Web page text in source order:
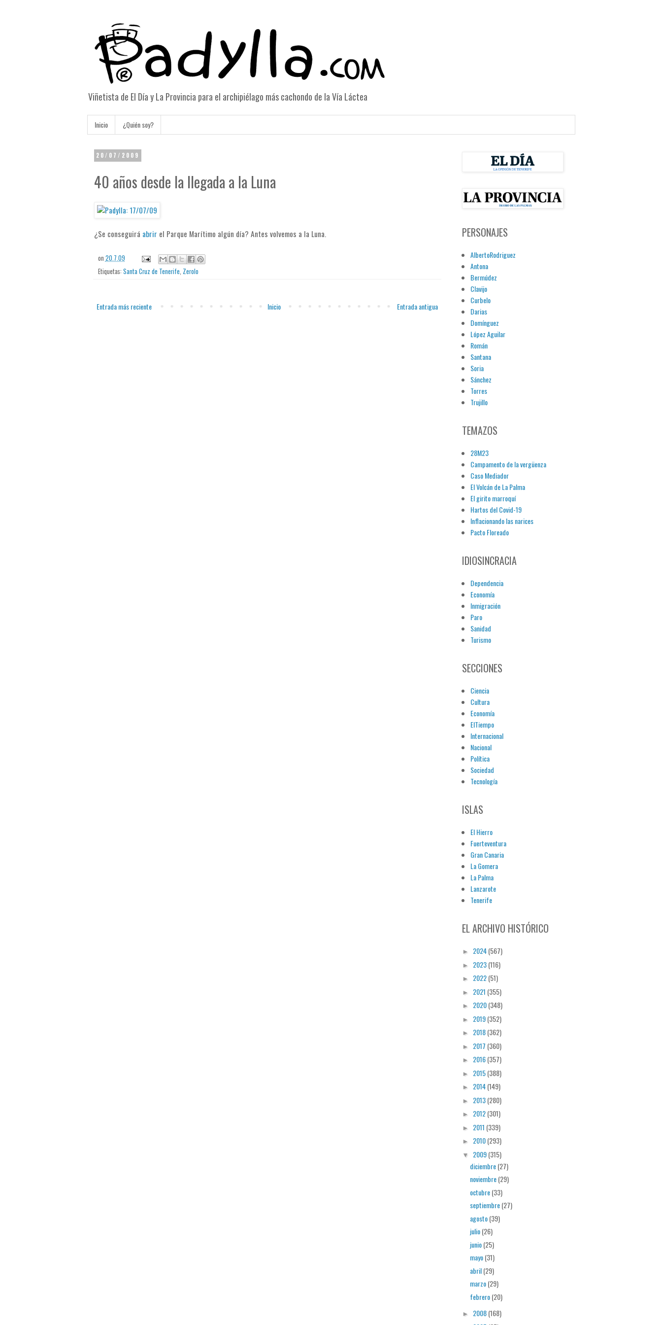
Viñetista de El Día y La Provincia para el archipiélago más cachondo de la Vía Láctea
Inicio ¿Quién soy?
20/07/2009
40 años desde la llegada a la Luna
¿Se conseguirá abrir el Parque Marítimo algún día? Antes volvemos a la Luna.
on 20.7.09
Etiquetas: Santa Cruz de Tenerife, Zerolo
Entrada más reciente Entrada antigua
Inicio
PERSONAJES
AlbertoRodriguez
Antona
Bermúdez
Clavijo
Curbelo
Darias
Domínguez
López Aguilar
Román
Santana
Soria
Sánchez
Torres
Trujillo
TEMAZOS
28M23
Campamento de la vergüenza
Caso Mediador
El Volcán de La Palma
El girito marroquí
Hartos del Covid-19
Inflacionando las narices
Pacto Floreado
IDIOSINCRACIA
Dependencia
Economía
Inmigración
Paro
Sanidad
Turismo
SECCIONES
Ciencia
Cultura
Economía
ElTiempo
Internacional
Nacional
Política
Sociedad
Tecnología
ISLAS
El Hierro
Fuerteventura
Gran Canaria
La Gomera
La Palma
Lanzarote
Tenerife
EL ARCHIVO HISTÓRICO
► 2024(567)
► 2023(116)
► 2022(51)
► 2021 (355)
► 2020(348)
► 2019(352)
► 2018(362)
► 2017 (360)
► 2016(357)
► 2015(388)
► 2014(149)
► 2013(280)
► 2012(301)
► 2011 (339)
► 2010(293)
▼ 2009(315)
diciembre(27)
noviembre(29)
octubre(33)
septiembre(27)
agosto(39)
julio(26)
junio(25)
mayo(31)
abril(29)
marzo(29)
febrero(20)
► 2008(168)